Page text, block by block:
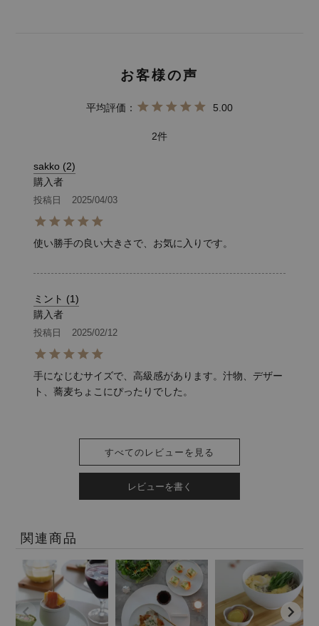
5.00
2
sakko 2
購入者
投稿日 2025/04/03
使い勝手の良い大きさで、お気に入りです。
ミント
1
購入者
投稿日 2025/02/12
手になじむサイズで、高級感があります。汁物、デザー
ト、蕎麦ちょこにぴったりでした。
すべてのレビューを見る
レビューを書く
関連商品